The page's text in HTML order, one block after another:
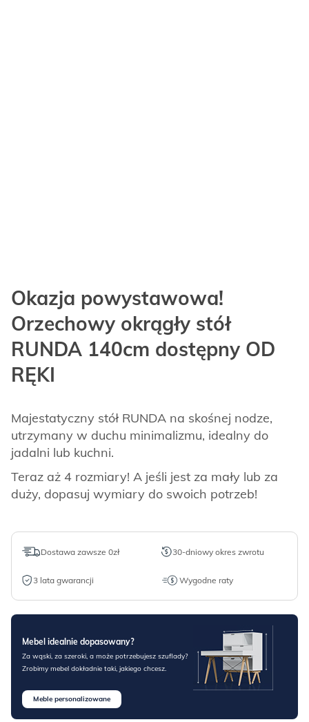
Okazja powystawowa!
Orzechowy okrągły stół
RUNDA 140cm dostępny OD
RĘKI
Majestatyczny stół RUNDA na skośnej nodze,
utrzymany w duchu minimalizmu, idealny do
jadalni lub kuchni.
Teraz aż 4 rozmiary! A jeśli jest za mały lub za
duży, dopasuj wymiary do swoich potrzeb!
Dostawa zawsze 0zł 30-dniowy okres zwrotu
3 lata gwarancji Wygodne raty
Mebel idealnie dopasowany?
Za wąski, za szeroki, a może potrzebujesz szuflady?
Zrobimy mebel dokładnie taki, jakiego chcesz.
Meble personalizowane